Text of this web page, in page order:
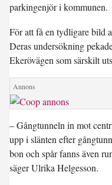
parkingenjör i kommunen.
För att få en tydligare bild
Deras undersökning
Ekerövägen som särskilt
– Gångtunneln in mot
upp i slänten efter
bon och spår fanns även
säger Ulrika Helgesson.